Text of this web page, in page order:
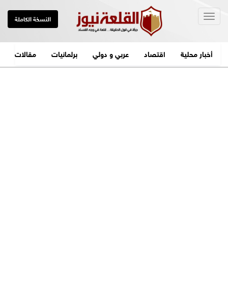
النسخة الكاملة
أخبار محلية اقتصاد عربي و دولي برلمانيات مقالات